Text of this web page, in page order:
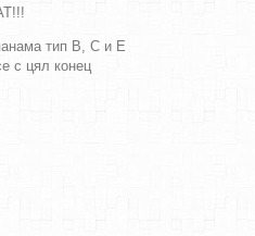
тип B, C и E
с цял конец